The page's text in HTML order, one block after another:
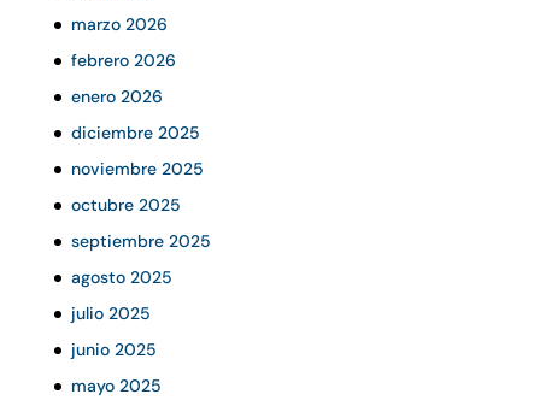
marzo 2026
febrero 2026
enero 2026
diciembre 2025
noviembre 2025
octubre 2025
septiembre 2025
agosto 2025
julio 2025
junio 2025
mayo 2025